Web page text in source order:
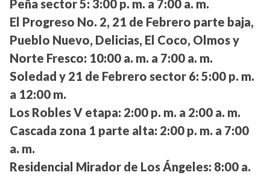
Peña sector 5: 3:00 p. m. a 7:00 a. m.
El Progreso No. 2, 21 de Febrero parte baja,
Pueblo Nuevo, Delicias, El Coco, Olmos y
Norte Fresco: 10:00 a. m. a 7:00 a. m.
Soledad y 21 de Febrero sector 6: 5:00 p. m.
a 12:00 m.
Los Robles V etapa: 2:00 p. m. a 2:00 a. m.
Cascada zona 1 parte alta: 2:00 p. m. a 7:00
a. m.
Residencial Mirador de Los Ángeles: 8:00 a.